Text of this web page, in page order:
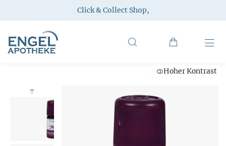
Click & Collect Shop,
Hoher Kontrast